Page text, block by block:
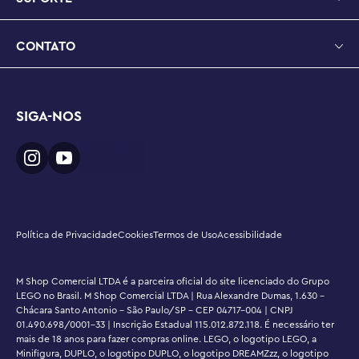
CONTATO
SIGA-NOS
Política de PrivacidadeCookiesTermos de UsoAcessibilidade
M Shop Comercial LTDA é a parceira oficial do site licenciado do Grupo
LEGO no Brasil. M Shop Comercial LTDA | Rua Alexandre Dumas, 1.630 -
Chácara Santo Antonio - São Paulo/SP - CEP 04717-004 | CNPJ
01.490.698/0001-33 | Inscrição Estadual 115.012.872.118. É necessário ter
mais de 18 anos para fazer compras online. LEGO, o logotipo LEGO, a
Minifigura, DUPLO, o logotipo DUPLO, o logotipo DREAMZzz, o logotipo